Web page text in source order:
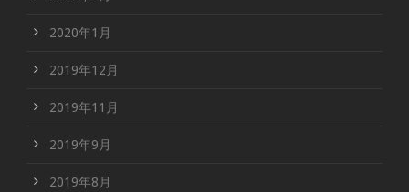
2020年1月
2019年12月
2019年11月
2019年9月
2019年8月